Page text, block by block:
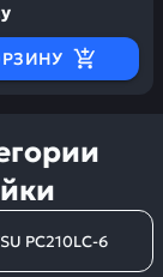
PC210LC-6